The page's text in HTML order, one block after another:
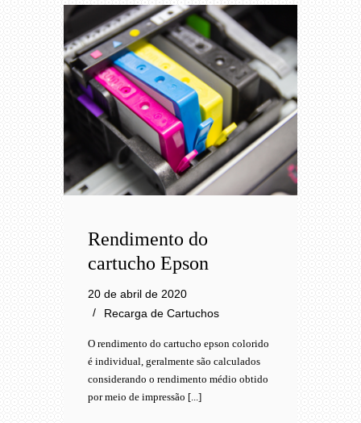
Rendimento do
cartucho Epson
20 de abril de 2020
Recarga de Cartuchos
O rendimento do cartucho epson colorido
é individual, geralmente são calculados
considerando o rendimento médio obtido
por meio de impressão [...]